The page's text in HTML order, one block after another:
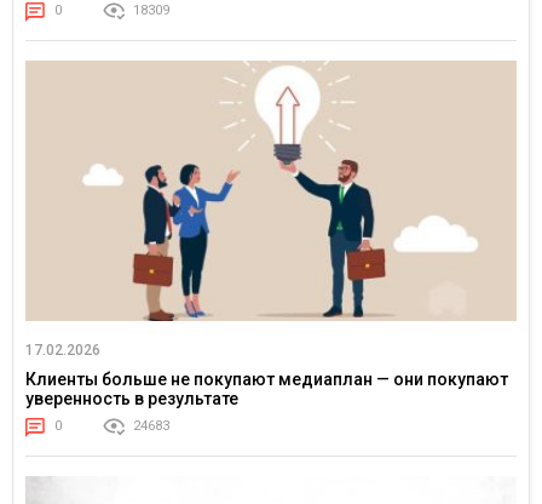
0 18309
17.02.2026
Клиенты больше не покупают медиаплан — они покупают
уверенность в результате
0 24683